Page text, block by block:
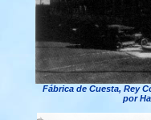
Fábrica de Cuesta, Rey
por